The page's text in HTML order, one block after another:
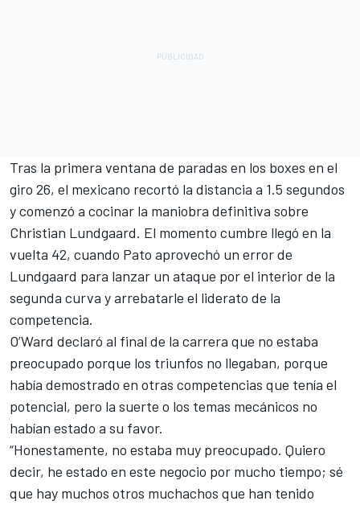
Tras la primera ventana de paradas en los boxes en el
giro 26, el mexicano recortó la distancia a 1.5 segundos
y comenzó a cocinar la maniobra definitiva sobre
Christian Lundgaard. El momento cumbre llegó en la
vuelta 42, cuando Pato aprovechó un error de
Lundgaard para lanzar un ataque por el interior de la
segunda curva y arrebatarle el liderato de la
competencia.
O’Ward declaró al final de la carrera que no estaba
preocupado porque los triunfos no llegaban, porque
había demostrado en otras competencias que tenía el
potencial, pero la suerte o los temas mecánicos no
habían estado a su favor.
“Honestamente, no estaba muy preocupado. Quiero
decir, he estado en este negocio por mucho tiempo; sé
que hay muchos otros muchachos que han tenido